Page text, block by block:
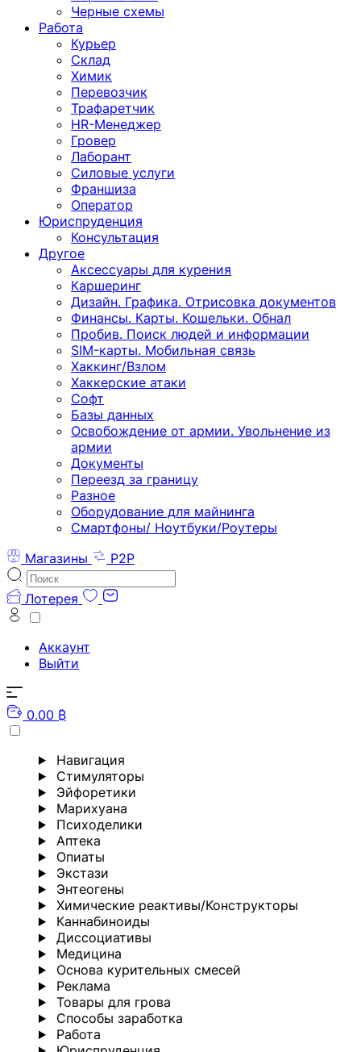
Черные схемы
Работа
Курьер
Склад
Химик
Перевозчик
Трафаретчик
HR-Менеджер
Гровер
Лаборант
Силовые услуги
Франшиза
Оператор
Юриспруденция
Консультация
Другoе
Аксессуары для курения
Каршеринг
Дизайн. Графика. Отрисовка документов
Финансы. Карты. Кошельки. Обнал
Пробив. Поиск людей и информации
SIM-карты. Мобильная связь
Хаккинг/Взлом
Хаккерские атаки
Софт
Базы данных
Освобождение от армии. Увольнение из
армии
Документы
Переезд за границу
Разное
Оборудование для майнинга
Смартфоны/ Ноутбуки/Роутеры
Магазины
P2P
Лотерея
Аккаунт
Выйти
0.00 ₿
Навигация
Стимуляторы
Эйфоретики
Марихуана
Психоделики
Аптека
Опиаты
Экстази
Энтеогены
Химические реактивы/Конструкторы
Каннабиноиды
Диссоциативы
Медицина
Основа курительных смесей
Реклама
Товары для грова
Способы заработка
Работа